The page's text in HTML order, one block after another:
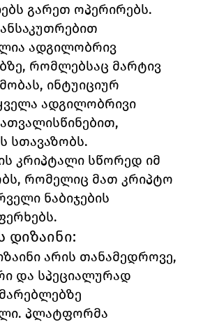
გარეთ ოპერირებს.
ადგილობრივ
რომლებსაც მარტივ
ინტუიციურ
ადგილობრივი
სთავაზობს.
კრიპტალი სწორედ იმ
რომელიც მათ კრიპტო
ნაბიჯების
დიზაინი:
არის თანამედროვე,
და სპეციალურად
პლატფორმა